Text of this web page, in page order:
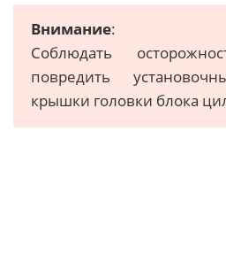
Внимание:
Соблюдать
повредить
крышки головки блока